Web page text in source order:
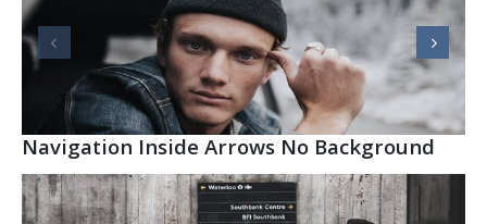
Navigation Inside Arrows No Background